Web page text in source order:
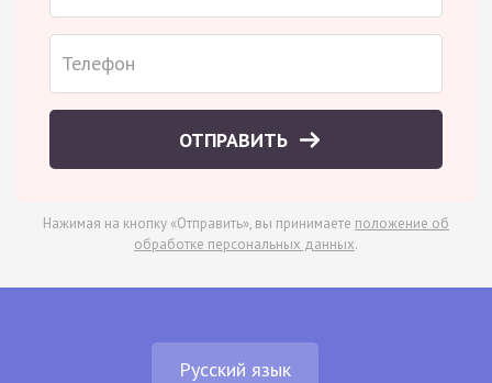
ОТПРАВИТЬ
Нажимая на кнопку «Отправить», вы принимаете положение об
обработке персональных данных.
Русский язык